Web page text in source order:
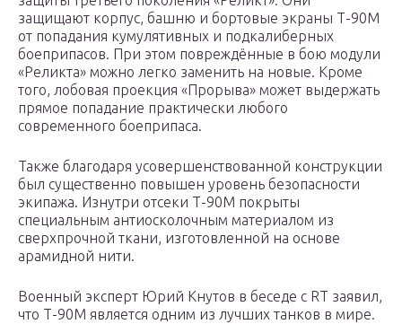
защищают корпус, башню и бортовые экраны Т-90М
от попадания кумулятивных и подкалиберных
боеприпасов. При этом повреждённые в бою модули
«Реликта» можно легко заменить на новые. Кроме
того, лобовая проекция «Прорыва» может выдержать
прямое попадание практически любого
современного боеприпаса.
Также благодаря усовершенствованной конструкции
был существенно повышен уровень безопасности
экипажа. Изнутри отсеки Т-90М покрыты
специальным антиосколочным материалом из
сверхпрочной ткани, изготовленной на основе
арамидной нити.
Военный эксперт Юрий Кнутов в беседе с RT заявил,
что Т-90М является одним из лучших танков в мире.